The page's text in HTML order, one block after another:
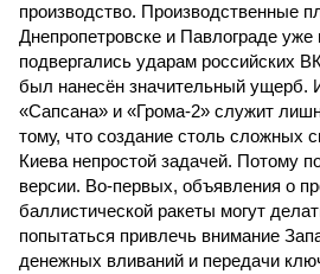
производство. Производственные
Днепропетровске и Павлограде уже
подвергались ударам российских
был нанесён значительный ущерб.
«Сапсана» и «Грома-2» служит
тому, что создание столь сложных
Киева непростой задачей. Потому
версии. Во-первых, объявления о
баллистической ракеты могут
попытаться привлечь внимание
денежных вливаний и передачи